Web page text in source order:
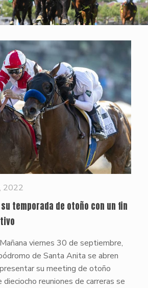
2022
temporada de otoño con un fin
viernes 30 de septiembre,
de Santa Anita se abren
su meeting de otoño
reuniones de carreras se